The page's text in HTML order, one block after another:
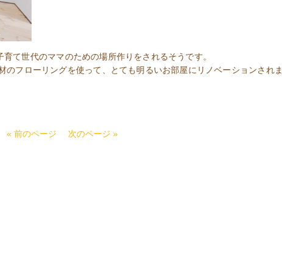
て世代のママのための場所作りをされるそうです。
のフローリングを使って、とても明るいお部屋にリノベーションされま
« 前のページ 次のページ »